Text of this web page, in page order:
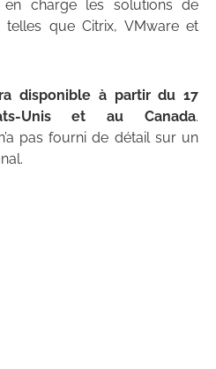
en charge les solutions de
que Citrix, VMware et
disponible à partir du 17
Unis et au Canada.
pas fourni de détail sur un